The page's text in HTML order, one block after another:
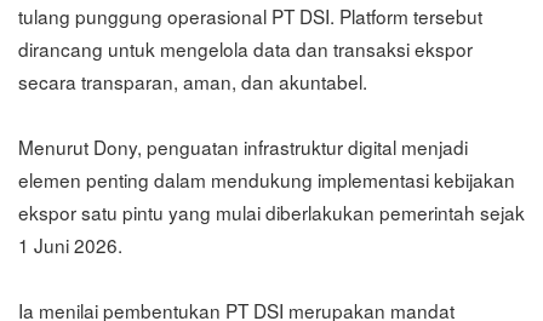
tulang punggung operasional PT DSI. Platform tersebut
dirancang untuk mengelola data dan transaksi ekspor
secara transparan, aman, dan akuntabel.
Menurut Dony, penguatan infrastruktur digital menjadi
elemen penting dalam mendukung implementasi kebijakan
ekspor satu pintu yang mulai diberlakukan pemerintah sejak
1 Juni 2026.
Ia menilai pembentukan PT DSI merupakan mandat